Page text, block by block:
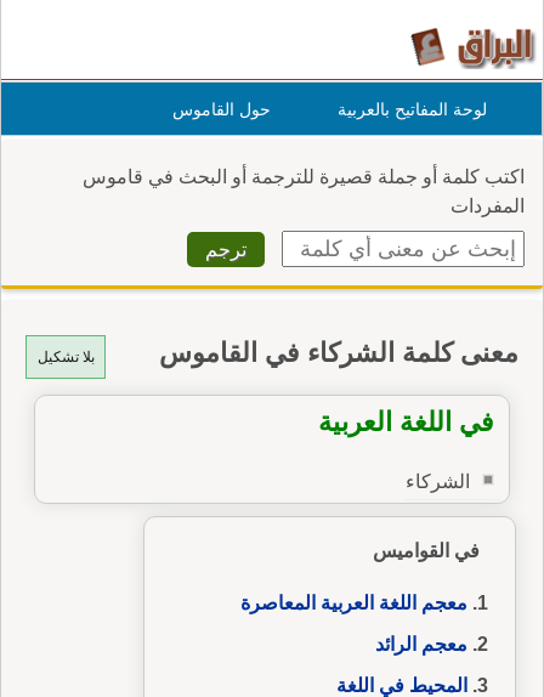
لوحة المفاتيح بالعربية حول القاموس
اكتب كلمة أو جملة قصيرة للترجمة أو البحث في قاموس
المفردات
بلا تشكيل معنى كلمة الشركاء في القاموس
في اللغة العربية
الشركاء
في القواميس
معجم اللغة العربية المعاصرة
معجم الرائد
المحيط في اللغة